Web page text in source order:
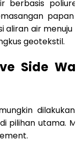
berbasis
papan
aliran air menuju
geotekstil.
Side
pilihan utama.